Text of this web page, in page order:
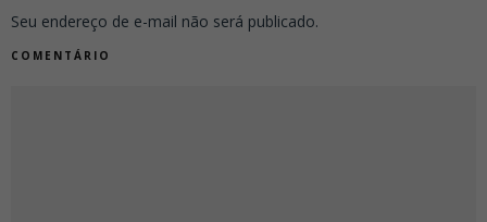
Seu endereço de e-mail não será publicado.
COMENTÁRIO